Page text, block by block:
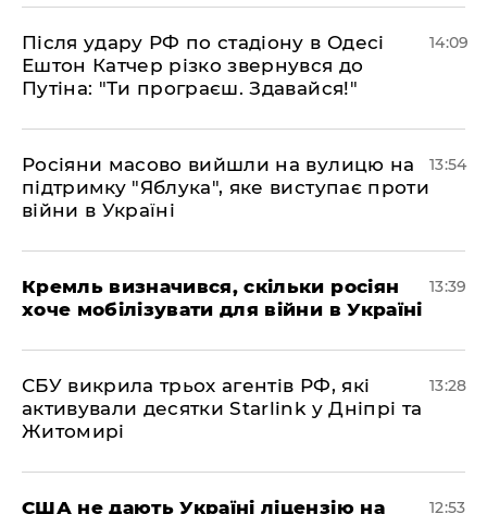
Після удару РФ по стадіону в Одесі
Ештон Катчер різко звернувся до
Путіна: "Ти програєш. Здавайся!"
14:09
Росіяни масово вийшли на вулицю на
підтримку "Яблука", яке виступає проти
війни в Україні
13:54
Кремль визначився, скільки росіян
хоче мобілізувати для війни в Україні
13:39
СБУ викрила трьох агентів РФ, які
активували десятки Starlink у Дніпрі та
Житомирі
13:28
США не дають Україні ліцензію на 12:53